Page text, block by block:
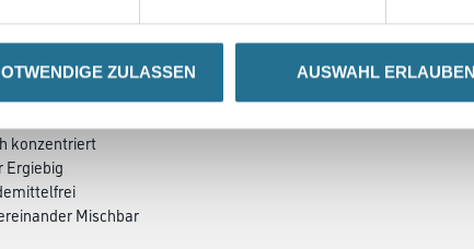
ZULASSEN AUSWAHL ERLAUBEN
ZUSATZINFOS
konzentriert
Ergiebig
Mischbar